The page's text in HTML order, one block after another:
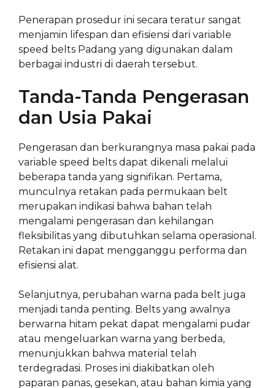
Penerapan prosedur ini secara teratur sangat
menjamin lifespan dan efisiensi dari variable
speed belts Padang yang digunakan dalam
berbagai industri di daerah tersebut.
Tanda-Tanda Pengerasan
dan Usia Pakai
Pengerasan dan berkurangnya masa pakai pada
variable speed belts dapat dikenali melalui
beberapa tanda yang signifikan. Pertama,
munculnya retakan pada permukaan belt
merupakan indikasi bahwa bahan telah
mengalami pengerasan dan kehilangan
fleksibilitas yang dibutuhkan selama operasional.
Retakan ini dapat mengganggu performa dan
efisiensi alat.
Selanjutnya, perubahan warna pada belt juga
menjadi tanda penting. Belts yang awalnya
berwarna hitam pekat dapat mengalami pudar
atau mengeluarkan warna yang berbeda,
menunjukkan bahwa material telah
terdegradasi. Proses ini diakibatkan oleh
paparan panas, gesekan, atau bahan kimia yang